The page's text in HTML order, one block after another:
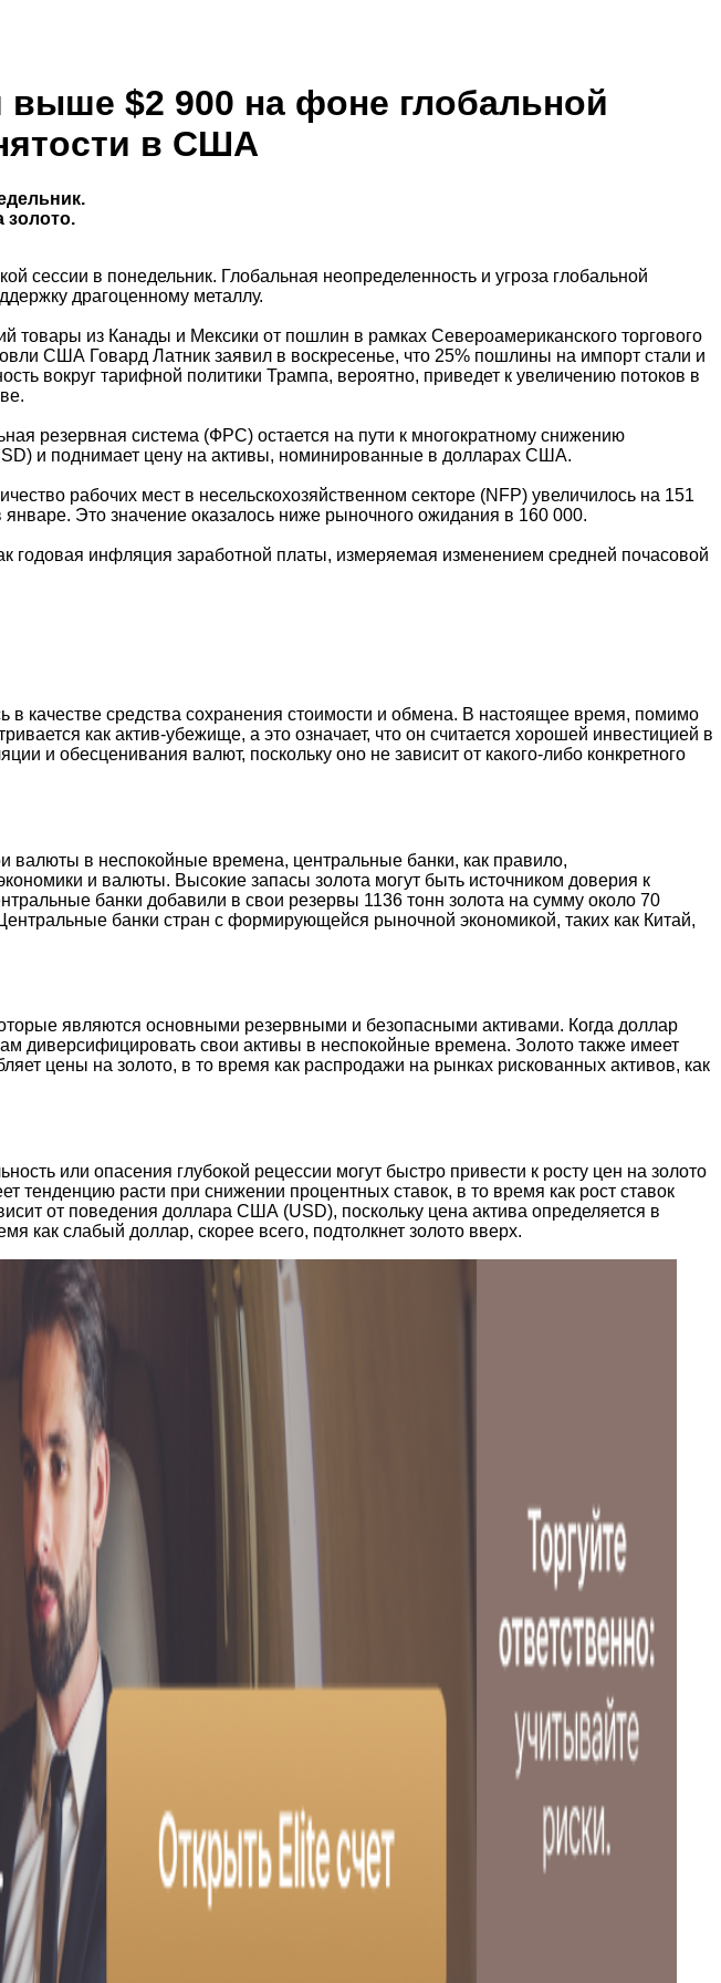
выше $2 900 на фоне глобальной
в США
золото.
сессии в понедельник. Глобальная неопределенность и угроза глобальной
драгоценному металлу.
из Канады и Мексики от пошлин в рамках Североамериканского торгового
США Говард Латник заявил в воскресенье, что 25% пошлины на импорт стали и
вокруг тарифной политики Трампа, вероятно, приведет к увеличению потоков в
резервная система (ФРС) остается на пути к многократному снижению
и поднимает цену на активы, номинированные в долларах США.
рабочих мест в несельскохозяйственном секторе (NFP) увеличилось на 151
Это значение оказалось ниже рыночного ожидания в 160 000.
годовая инфляция заработной платы, измеряемая изменением средней почасовой
в качестве средства сохранения стоимости и обмена. В настоящее время, помимо
как актив-убежище, а это означает, что он считается хорошей инвестицией в
и обесценивания валют, поскольку оно не зависит от какого-либо конкретного
в неспокойные времена, центральные банки, как правило,
и валюты. Высокие запасы золота могут быть источником доверия к
банки добавили в свои резервы 1136 тонн золота на сумму около 70
банки стран с формирующейся рыночной экономикой, таких как Китай,
являются основными резервными и безопасными активами. Когда доллар
диверсифицировать свои активы в неспокойные времена. Золото также имеет
цены на золото, в то время как распродажи на рынках рискованных активов, как
или опасения глубокой рецессии могут быстро привести к росту цен на золото
тенденцию расти при снижении процентных ставок, в то время как рост ставок
от поведения доллара США (USD), поскольку цена актива определяется в
как слабый доллар, скорее всего, подтолкнет золото вверх.